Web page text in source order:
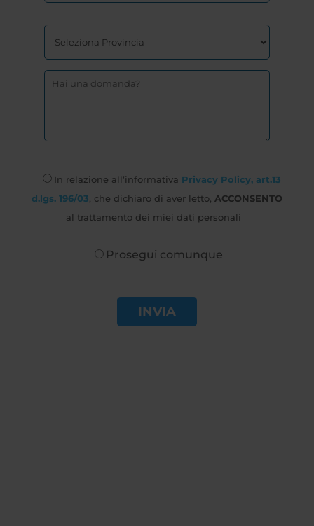
In relazione all’informativa Privacy Policy, art.13
d.lgs. 196/03 , che dichiaro di aver letto, ACCONSENTO
al trattamento dei miei dati personali
Prosegui comunque